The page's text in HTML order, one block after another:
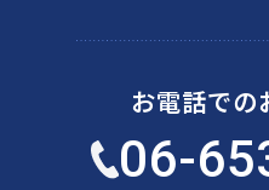
お電話での
06-